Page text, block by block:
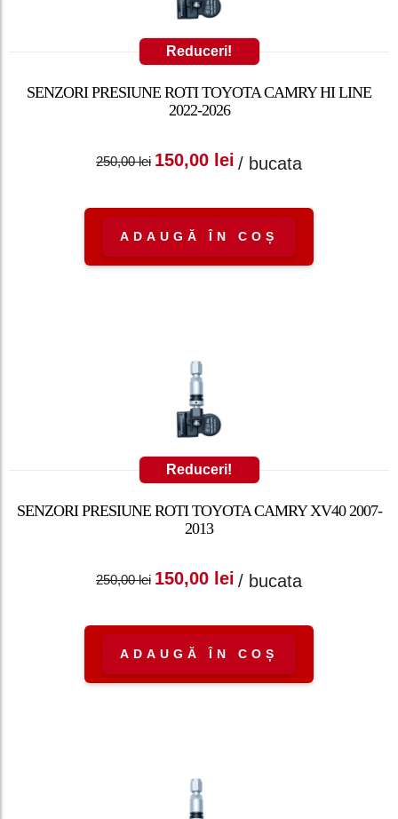
Reduceri!
SENZORI PRESIUNE ROTI TOYOTA CAMRY HI LINE
2022-2026
250,00lei
Prețul inițial a fost:
150,00 lei
Prețul curent
/ bucata
ADAUGĂ ÎN COȘ
Reduceri!
SENZORI PRESIUNE ROTI TOYOTA CAMRY XV40 2007-
2013
250,00lei
Prețul inițial a fost:
150,00 lei
Prețul curent
/ bucata
ADAUGĂ ÎN COȘ